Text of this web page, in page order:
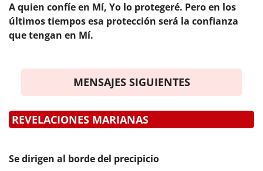
A quien confíe en Mí, Yo lo protegeré. Pero en los
últimos tiempos esa protección será la confianza
que tengan en Mí.
MENSAJES SIGUIENTES
REVELACIONES MARIANAS
Se dirigen al borde del precipicio